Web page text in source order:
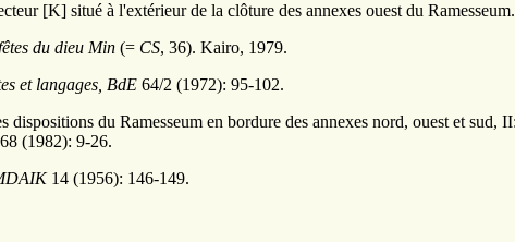
[K] situé à l'extérieur de la clôture des annexes ouest du Ramesseum.
du dieu Min (= CS, 36). Kairo, 1979.
et langages, BdE 64/2 (1972): 95-102.
dispositions du Ramesseum en bordure des annexes nord, ouest et sud,
68 (1982): 9-26.
14 (1956): 146-149.